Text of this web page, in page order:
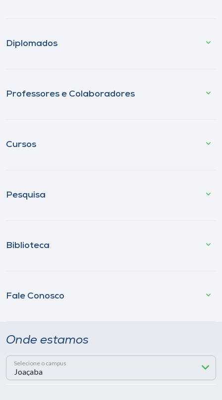
Diplomados
Professores e Colaboradores
Cursos
Pesquisa
Biblioteca
Fale Conosco
Onde estamos
Selecione o campus